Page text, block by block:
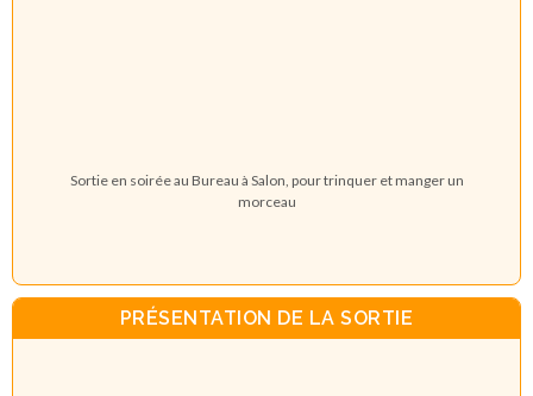
Sortie en soirée au Bureau à Salon, pour trinquer et manger un
morceau
PRÉSENTATION DE LA SORTIE